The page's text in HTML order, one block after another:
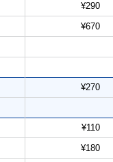
¥290
¥670
¥270
¥110
¥180